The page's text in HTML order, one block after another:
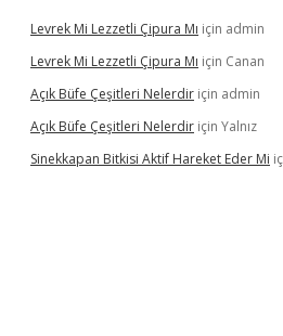
Levrek Mi Lezzetli Çipura Mı için admin
Levrek Mi Lezzetli Çipura Mı için Canan
Açık Büfe Çeşitleri Nelerdir için admin
Açık Büfe Çeşitleri Nelerdir için Yalnız
Sinekkapan Bitkisi Aktif Hareket Eder Mi